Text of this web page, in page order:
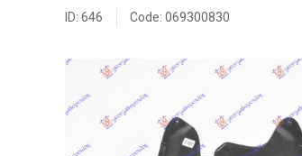
ID: 646 Code: 069300830